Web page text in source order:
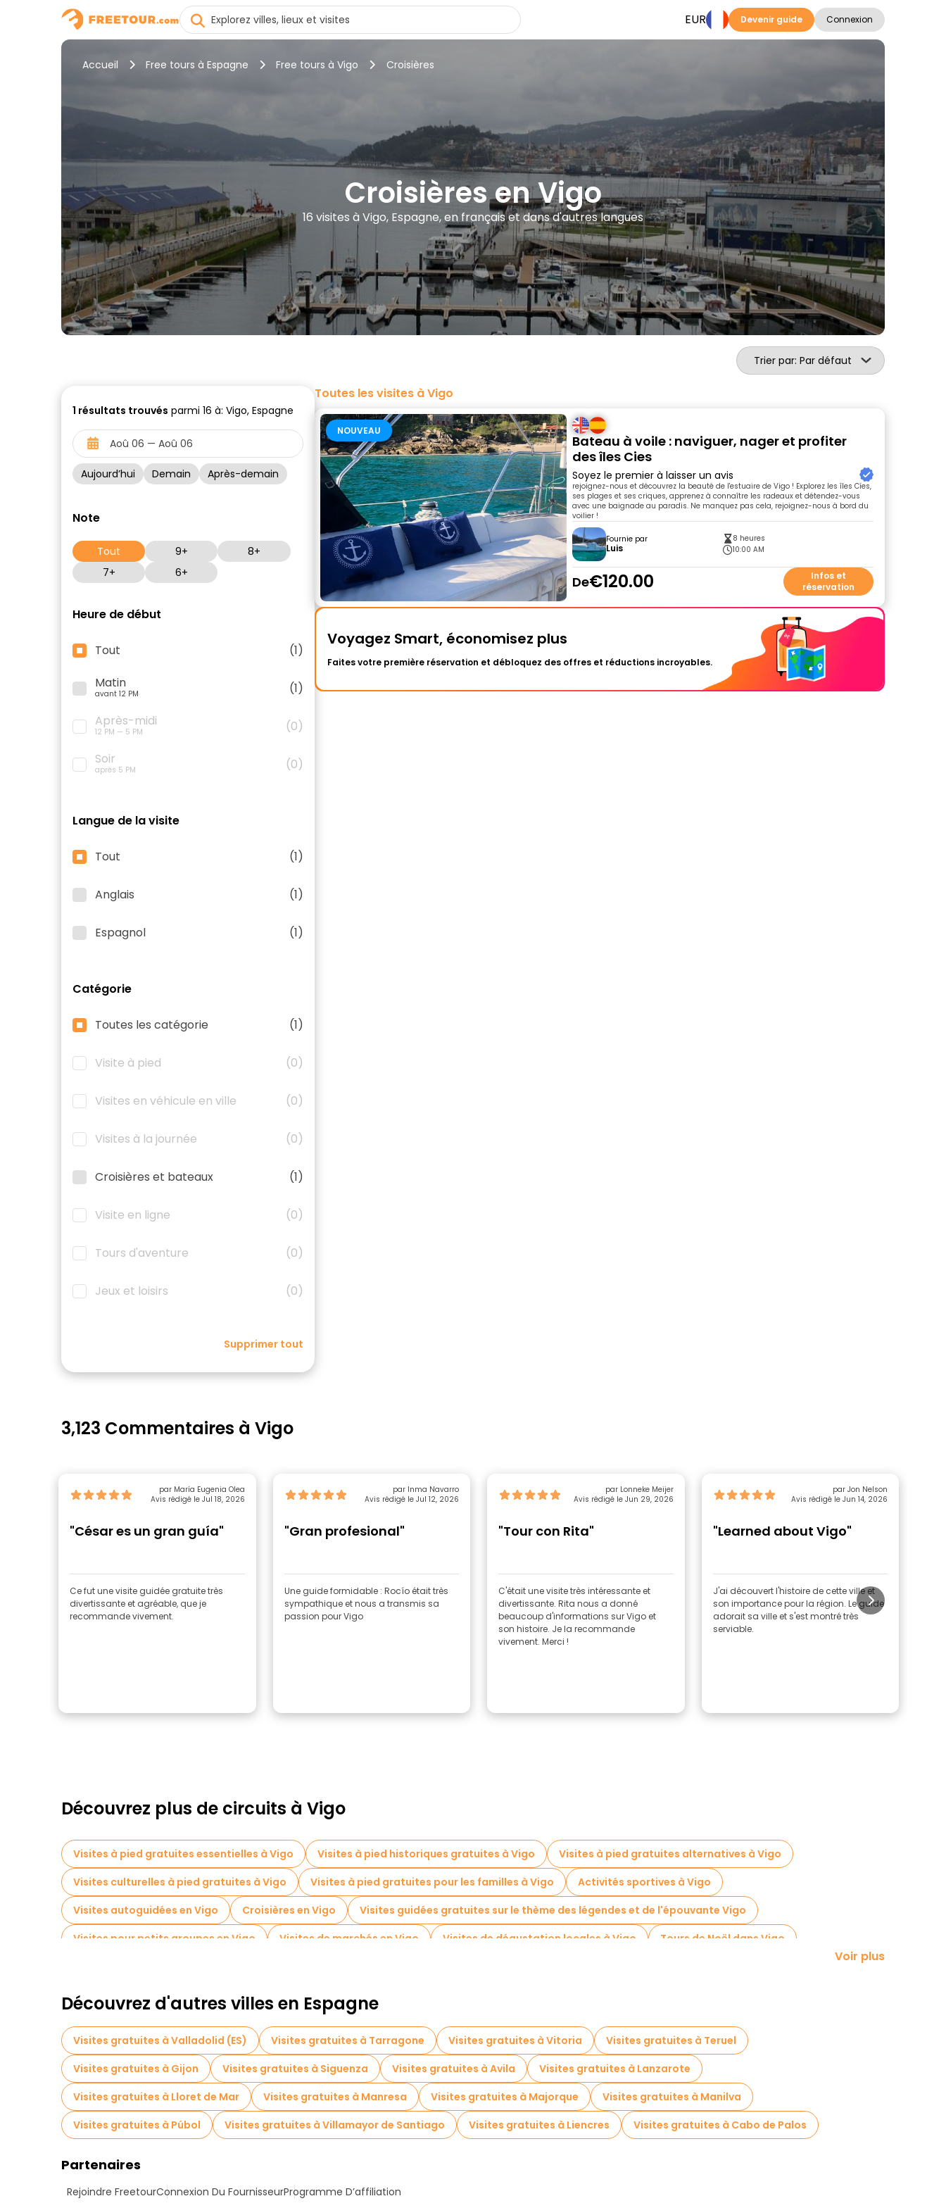
EUR Devenir guide Connexion
Accueil Free tours à Espagne Free tours à Vigo Croisières
Croisières en Vigo
16 visites à Vigo, Espagne, en français et dans d'autres langues
Trier par: Par défaut
1 résultats trouvés parmi 16 à: Vigo, Espagne
Aujourd’hui Demain Après-demain
Note
Tout 9+
8+
7+
6+
Heure de début
Tout
(1)
Matin
avant 12 PM
(1)
Après-midi
12 PM — 5 PM
(0)
Soir
après 5 PM (0)
Langue de la visite
Tout (1)
Anglais (1)
Espagnol (1)
Catégorie
Toutes les catégorie (1)
Visite à pied (0)
Visites en véhicule en ville (0)
Visites à la journée (0)
Croisières et bateaux (1)
Visite en ligne (0)
Tours d'aventure (0)
Jeux et loisirs (0)
Supprimer tout
Toutes les visites à Vigo
NOUVEAU
Bateau à voile : naviguer, nager et profiter
des îles Cies
Soyez le premier à laisser un avis
rejoignez-nous et découvrez la beauté de l'estuaire de Vigo ! Explorez les îles Cíes,
ses plages et ses criques, apprenez à connaître les radeaux et détendez-vous
avec une baignade au paradis. Ne manquez pas cela, rejoignez-nous à bord du
voilier !
Fournie par
Luis
8 heures
10:00 AM
De€120.00
Infos et
réservation
Voyagez Smart, économisez plus
Faites votre première réservation et débloquez des offres et réductions incroyables.
3,123 Commentaires à Vigo
par María Eugenia Olea
Avis rédigé le Jul 18, 2026
"César es un gran guía"
Ce fut une visite guidée gratuite très
divertissante et agréable, que je
recommande vivement.
par Inma Navarro
Avis rédigé le Jul 12, 2026
"Gran profesional"
Une guide formidable : Rocío était très
sympathique et nous a transmis sa
passion pour Vigo
par Lonneke Meijer
Avis rédigé le Jun 29, 2026
"Tour con Rita"
C'était une visite très intéressante et
divertissante. Rita nous a donné
beaucoup d'informations sur Vigo et
son histoire. Je la recommande
vivement. Merci !
par Jon Nelson
Avis rédigé le Jun 14, 2026
"Learned about Vigo"
J'ai découvert l'histoire de cette ville et
son importance pour la région. Le guide
adorait sa ville et s'est montré très
serviable.
Découvrez plus de circuits à Vigo
Visites à pied gratuites essentielles à Vigo Visites à pied historiques gratuites à Vigo
Visites à pied gratuites alternatives à Vigo
Visites culturelles à pied gratuites à Vigo
Visites à pied gratuites pour les familles à Vigo
Activités sportives à Vigo
Visites autoguidées en Vigo
Croisières en Vigo
Visites guidées gratuites sur le thème des légendes et de l'épouvante Vigo
Visites pour petits groupes en Vigo
Visites de marchés en Vigo Visites de dégustation locales à Vigo
Tours de Noël dans Vigo
Visites gratuites à proximité Garcia Barbon Theatre
Voir plus
Découvrez d'autres villes en Espagne
Visites gratuites à Valladolid (ES) Visites gratuites à Tarragone Visites gratuites à Vitoria
Visites gratuites à Teruel
Visites gratuites à Gijon
Visites gratuites à Siguenza Visites gratuites à Avila
Visites gratuites à Lanzarote
Visites gratuites à Lloret de Mar
Visites gratuites à Manresa Visites gratuites à Majorque
Visites gratuites à Manilva
Visites gratuites à Púbol
Visites gratuites à Villamayor de Santiago Visites gratuites à Liencres Visites gratuites à Cabo de Palos
Partenaires
Rejoindre FreetourConnexion Du FournisseurProgramme D’affiliation